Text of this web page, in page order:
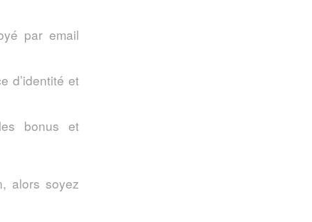
par email
d’identité et
bonus et
alors soyez